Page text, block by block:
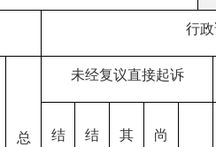
行
总
未经复议直接起诉
结
结
其
尚